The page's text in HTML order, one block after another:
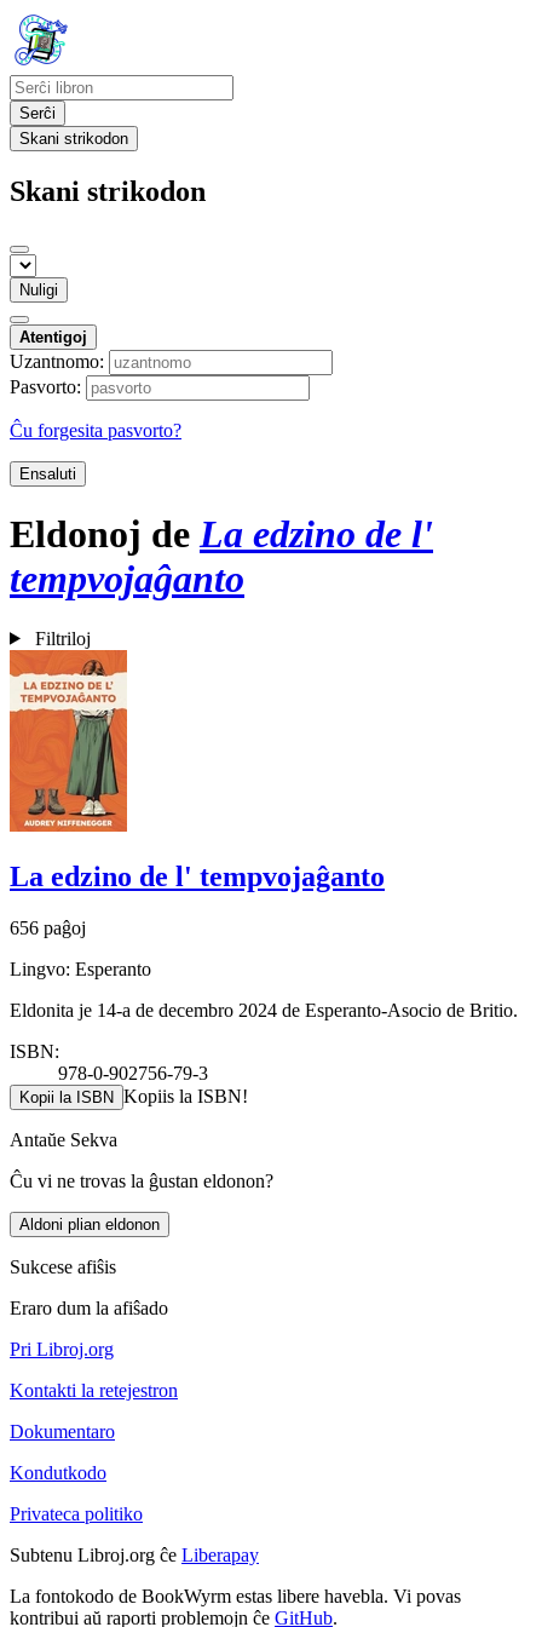
Serĉi
Skani strikodon
Skani strikodon
Nuligi
Atentigoj
Uzantnomo:
Pasvorto:
Ĉu forgesita pasvorto?
Ensaluti
Eldonoj deLa edzino de l'
tempvojaĝanto
Filtriloj
La edzino de l' tempvojaĝanto
656 paĝoj
Lingvo: Esperanto
Eldonita je 14-a de decembro 2024 de Esperanto-Asocio de Britio.
ISBN:
978-0-902756-79-3
Kopii la ISBN Kopiis la ISBN!
Antaŭe Sekva
Ĉu vi ne trovas la ĝustan eldonon?
Aldoni plian eldonon
Sukcese afiŝis
Eraro dum la afiŝado
Pri Libroj.org
Kontakti la retejestron
Dokumentaro
Kondutkodo
Privateca politiko
Subtenu Libroj.org ĉe Liberapay
La fontokodo de BookWyrm estas libere havebla. Vi povas
kontribui aŭ raporti problemojn ĉe GitHub.